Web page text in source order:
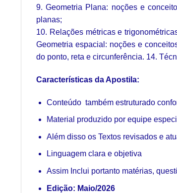
9. Geometria Plana: noções e
planas;
10. Relações métricas e
Geometria espacial: noções e
do ponto, reta e circunferência. 14.
Características da Apostila:
Conteúdo também estruturado
Material produzido por equipe
Além disso os Textos revisados e
Linguagem clara e objetiva
Assim Inclui portanto matérias,
Edição: Maio/2026